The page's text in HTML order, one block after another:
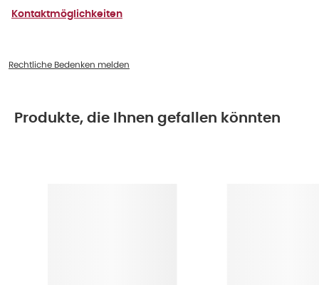
Kontaktmöglichkeiten
Rechtliche Bedenken melden
Produkte, die Ihnen gefallen könnten